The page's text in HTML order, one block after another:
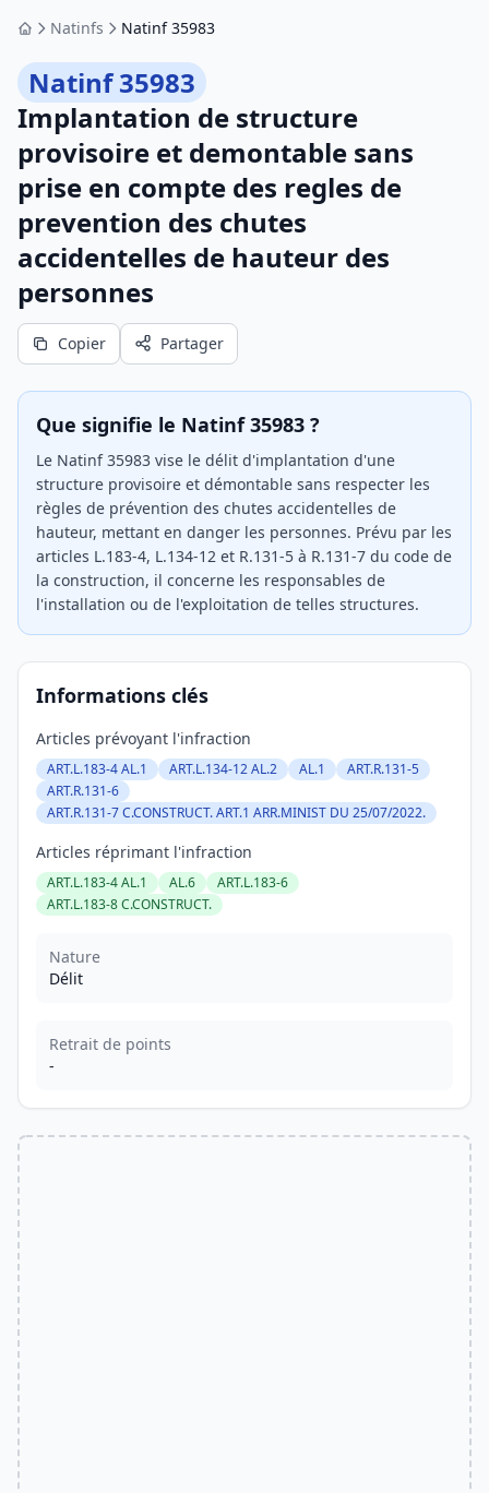
AccueilNatinfs Natinf 35983
Natinf 35983
Implantation de structure
provisoire et demontable sans
prise en compte des regles de
prevention des chutes
accidentelles de hauteur des
personnes
Copier Partager
Que signifie le Natinf 35983 ?
Le Natinf 35983 vise le délit d'implantation d'une
structure provisoire et démontable sans respecter les
règles de prévention des chutes accidentelles de
hauteur, mettant en danger les personnes. Prévu par les
articles L.183-4, L.134-12 et R.131-5 à R.131-7 du code de
la construction, il concerne les responsables de
l'installation ou de l'exploitation de telles structures.
Informations clés
Articles prévoyant l'infraction
ART.L.183-4 AL.1 ART.L.134-12 AL.2 AL.1
ART.R.131-5
ART.R.131-6
ART.R.131-7 C.CONSTRUCT. ART.1 ARR.MINIST DU 25/07/2022.
Articles réprimant l'infraction
ART.L.183-4 AL.1 AL.6
ART.L.183-6
ART.L.183-8 C.CONSTRUCT.
Nature
Délit
Retrait de points
-